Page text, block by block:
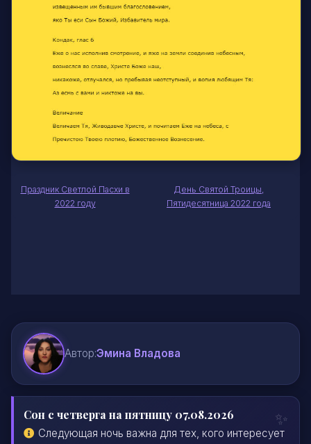
Праздник Светлой Пасхи в
2022 году
День Святой Троицы,
Пятидесятница 2022 года
Автор:Эмина Владова
Сон с четверга на пятницу 07.08.2026
Следующая ночь важна для тех, кого интересует